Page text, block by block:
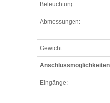
Beleuchtung
Abmessungen:
Gewicht:
Anschlussmöglichkeiten
Eingänge: